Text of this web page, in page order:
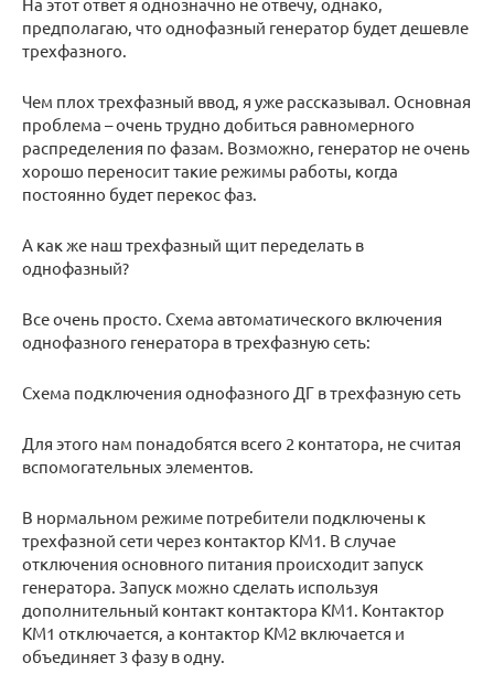
предполагаю, что однофазный генератор будет дешевле
трехфазного.
Чем плох трехфазный ввод, я уже рассказывал. Основная
проблема – очень трудно добиться равномерного
распределения по фазам. Возможно, генератор не очень
хорошо переносит такие режимы работы, когда
постоянно будет перекос фаз.
А как же наш трехфазный щит переделать в
однофазный?
Все очень просто. Схема автоматического включения
однофазного генератора в трехфазную сеть:
Схема подключения однофазного ДГ в трехфазную сеть
Для этого нам понадобятся всего 2 контатора, не считая
вспомогательных элементов.
В нормальном режиме потребители подключены к
трехфазной сети через контактор КМ1. В случае
отключения основного питания происходит запуск
генератора. Запуск можно сделать используя
дополнительный контакт контактора КМ1. Контактор
КМ1 отключается, а контактор КМ2 включается и
объединяет 3 фазу в одну.